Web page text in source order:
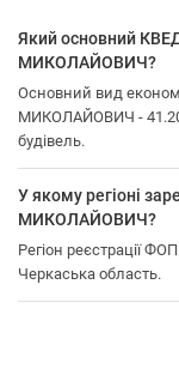
Який основний
МИКОЛАЙОВИЧ?
Основний вид
МИКОЛАЙОВИЧ - 41.20
будівель.
У якому регіоні
МИКОЛАЙОВИЧ?
Регіон реєстрації
Черкаська область.